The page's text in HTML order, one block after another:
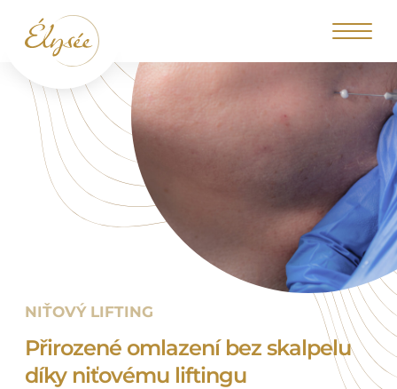
NIŤOVÝ LIFTING
Přirozené omlazení bez skalpelu
díky niťovému liftingu